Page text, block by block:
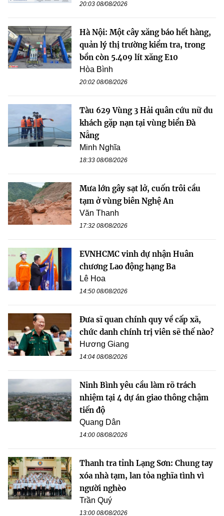
20:03 08/08/2026
Hà Nội: Một cây xăng báo hết hàng,
quản lý thị trường kiểm tra, trong
bồn còn 5.409 lít xăng E10
Hòa Bình
20:02 08/08/2026
Tàu 629 Vùng 3 Hải quân cứu nữ du
khách gặp nạn tại vùng biển Đà
Nẵng
Minh Nghĩa
18:33 08/08/2026
Mưa lớn gây sạt lở, cuốn trôi cầu
tạm ở vùng biên Nghệ An
Văn Thanh
17:32 08/08/2026
EVNHCMC vinh dự nhận Huân
chương Lao động hạng Ba
Lê Hoa
14:50 08/08/2026
Đưa sĩ quan chính quy về cấp xã,
chức danh chính trị viên sẽ thế nào?
Hương Giang
14:04 08/08/2026
Ninh Bình yêu cầu làm rõ trách
nhiệm tại 4 dự án giao thông chậm
tiến độ
Quang Dân
14:00 08/08/2026
Thanh tra tỉnh Lạng Sơn: Chung tay
xóa nhà tạm, lan tỏa nghĩa tình vì
người nghèo
Trần Quý
13:00 08/08/2026